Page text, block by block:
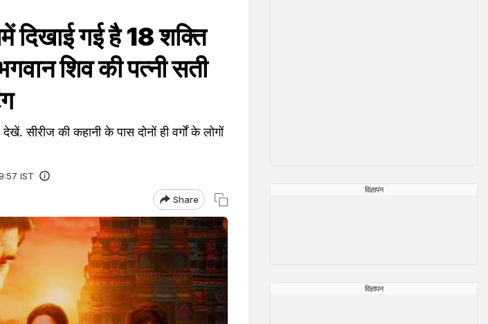
दिखाई गई है 18 शक्ति
शिव की पत्नी सती
सीरीज की कहानी के पास दोनों ही वर्गों के लोगों
IST
Share
विज्ञापन
विज्ञापन